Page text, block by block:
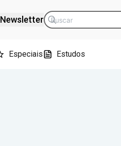
Newsletter
Especiais Estudos